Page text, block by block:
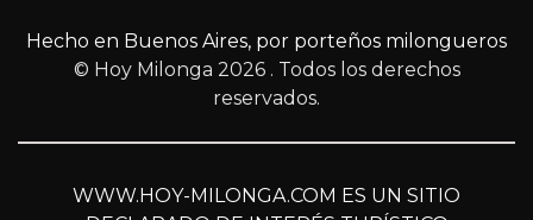
Hecho en Buenos Aires, por porteños milongueros
© Hoy Milonga 2026 . Todos los derechos
reservados.
WWW.HOY-MILONGA.COM ES UN SITIO